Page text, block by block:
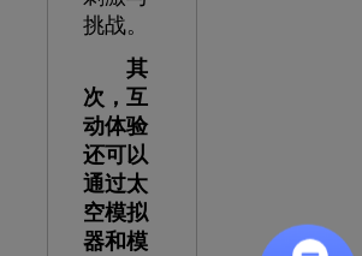
挑战。
其
次，互
动体验
还可以
通过太
空模拟
器和模